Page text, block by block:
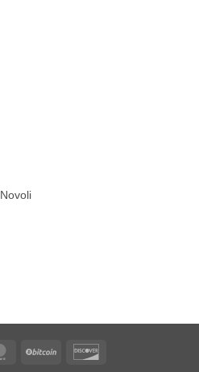
MasterCardBitCoin